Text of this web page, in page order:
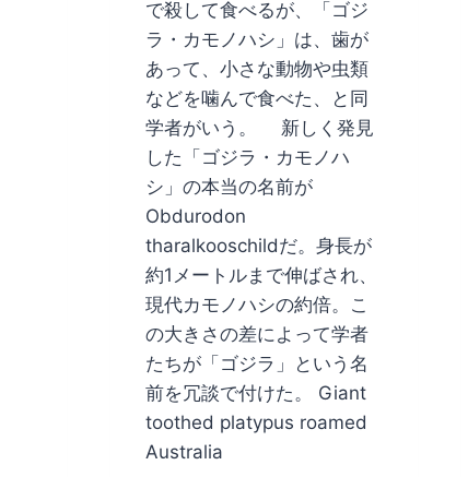
で殺して食べるが、「ゴジ
ラ・カモノハシ」は、歯が
あって、小さな動物や虫類
などを噛んで食べた、と同
学者がいう。 新しく発見
した「ゴジラ・カモノハ
シ」の本当の名前が
Obdurodon
tharalkooschildだ。身長が
約1メートルまで伸ばされ、
現代カモノハシの約倍。こ
の大きさの差によって学者
たちが「ゴジラ」という名
前を冗談で付けた。 Giant
toothed platypus roamed
Australia